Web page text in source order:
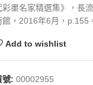
彩墨名家精選集》，長
館，2016年6月，p.155
Add to wishlist
號: 00002955